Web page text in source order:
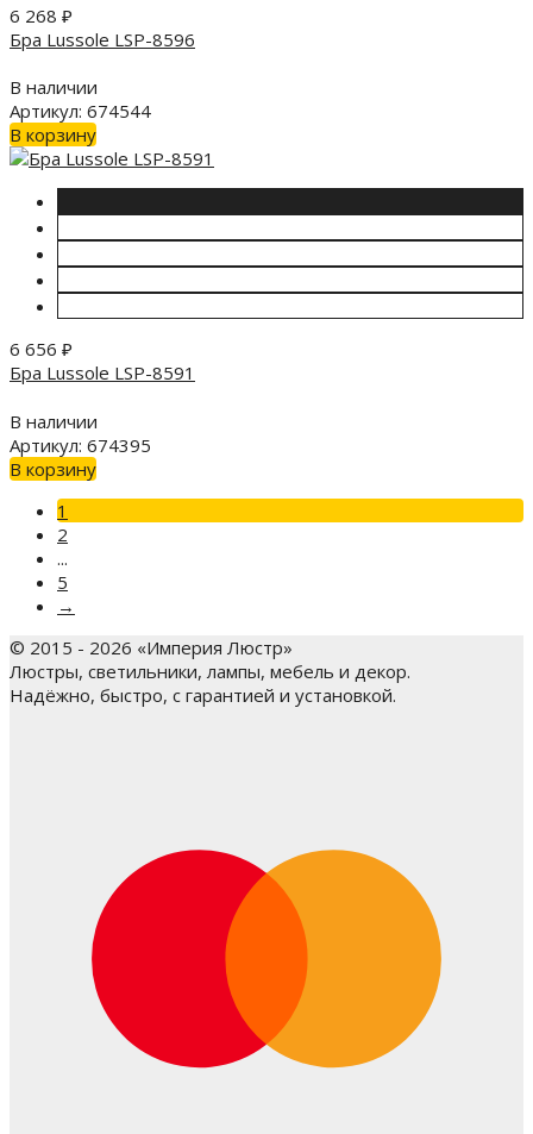
6 268 ₽
Бра Lussole LSP-8596
В наличии
Артикул: 674544
В корзину
6 656 ₽
Бра Lussole LSP-8591
В наличии
Артикул: 674395
В корзину
1
2
...
5
→
© 2015 - 2026 «Империя Люстр»
Люстры, светильники, лампы, мебель и декор.
Надёжно, быстро, с гарантией и установкой.